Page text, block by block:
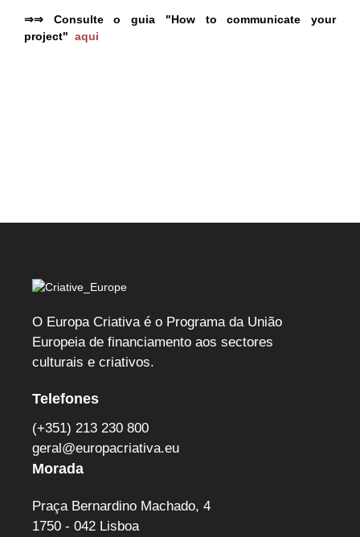
⇒⇒ Consulte o guia "How to communicate your
project" aqui
O Europa Criativa é o Programa da União
Europeia de financiamento aos sectores
culturais e criativos.
Telefones
(+351) 213 230 800
geral@europacriativa.eu
Morada
Praça Bernardino Machado, 4
1750 - 042 Lisboa